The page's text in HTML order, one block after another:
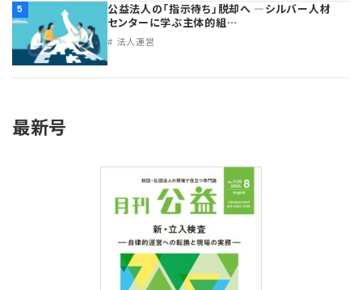
5
公益法人の「指示待ち」脱却へ ―シルバー人材
センターに学ぶ主体的組…
法人運営
最新号